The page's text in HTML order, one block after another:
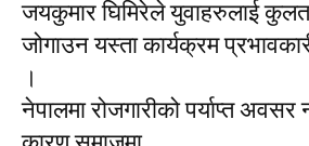
जयकुमार घिमिरेले युवाहरुलाई
जोगाउन यस्ता कार्यक्रम
।
नेपालमा रोजगारीको पर्याप्त अवसर